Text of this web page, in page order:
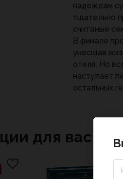
надеждам
тщательно
считаные
В финале
унесшая
отеля. Но
наступает
остальных
для вас